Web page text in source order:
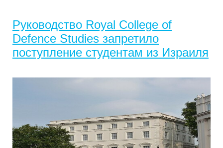
Руководство Royal College of
Defence Studies запретило
поступление студентам из Израиля